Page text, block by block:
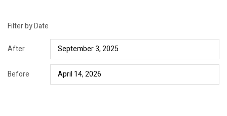
Filter by Date
After
Before